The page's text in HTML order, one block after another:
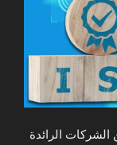
الرائدة